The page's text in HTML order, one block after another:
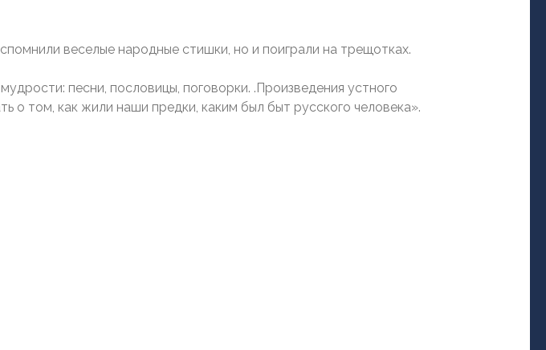
веселые народные стишки, но и поиграли на трещотках.
песни, пословицы, поговорки. .Произведения устного
о том, как жили наши предки, каким был быт русского человека».